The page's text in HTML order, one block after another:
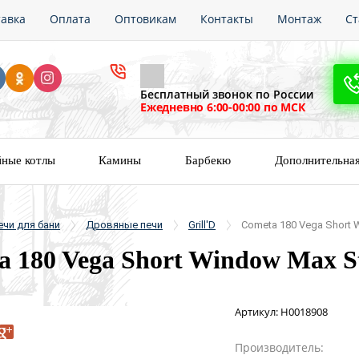
Оплата Оптовикам Контакты Монтаж
Бесплатный звонок по России
Ежедневно 6:00-00:00 по МСК
котлы Камины Барбекю
для бани Дровяные печи Grill'D Cometa 180 Vega Short
180 Vega Short Window Max
Артикул: Н0018908
Производитель: